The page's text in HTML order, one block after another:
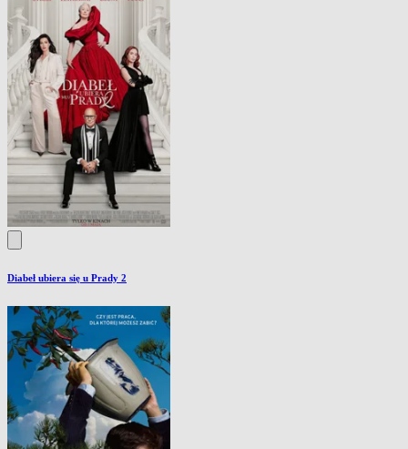
Diabeł ubiera się u Prady 2